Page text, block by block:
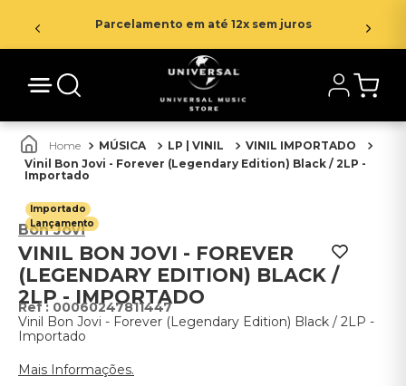
Parcelamento em até 12x sem juros
MÚSICA LP | VINIL
VINIL IMPORTADO
Vinil Bon Jovi - Forever (Legendary Edition) Black / 2LP -
Importado
Importado
Lançamento
Bon Jovi
VINIL BON JOVI - FOREVER
(LEGENDARY EDITION) BLACK /
2LP - IMPORTADO
: 00060247811447
Vinil Bon Jovi - Forever (Legendary Edition) Black / 2LP -
Importado
Mais Informações.